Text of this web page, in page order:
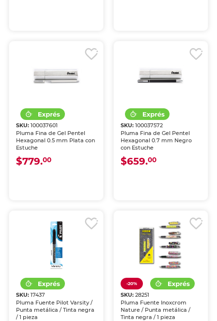
SKU:100037601
Pluma Fina de Gel Pentel
Hexagonal 0.5 mm Plata con
Estuche
$779.00
SKU: 100037572
Pluma Fina de Gel Pentel
Hexagonal 0.7 mm Negro
con Estuche
$659.00
SKU:17437
Pluma Fuente Pilot Varsity /
Punta metálica / Tinta negra
/ 1 pieza
-20%
SKU: 28251
Pluma Fuente Inoxcrom
Nature / Punta metálica /
Tinta negra / 1 pieza